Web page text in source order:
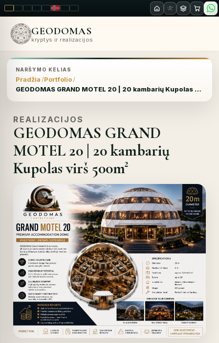
LT ENPL FR RUNOSKRO
GEODOMAS
kryptys ir realizacijos
NARŠYMO KELIAS
Pradžia Portfolio
GEODOMAS GRAND MOTEL 20 | 20 kambarių Kupolas virš 500m²
REALIZACIJOS
GEODOMAS GRAND
MOTEL 20 | 20 kambarių
Kupolas virš 500m²